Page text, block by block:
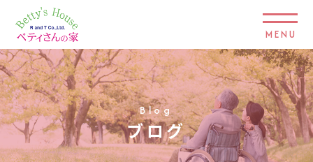
MENU
Blog
ブログ